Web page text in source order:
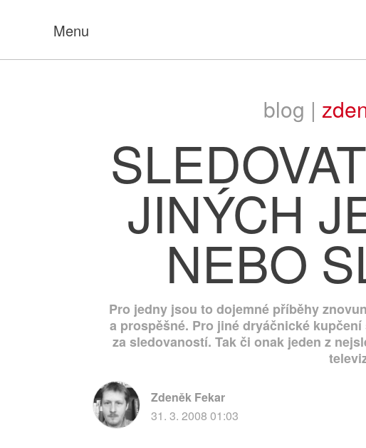
Menu
blog |
JINÝCH
NEBO
Pro jedny jsou to dojemné příběhy
a prospěšné. Pro jiné dryáčnické
za sledovaností. Tak či onak jeden z
Zdeněk Fekar
31. 3. 2008 01:03